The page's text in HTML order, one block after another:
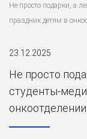
Не просто подарки, а
праздник детям в
23.12.2025
Не просто
студенты-
онкоотделении